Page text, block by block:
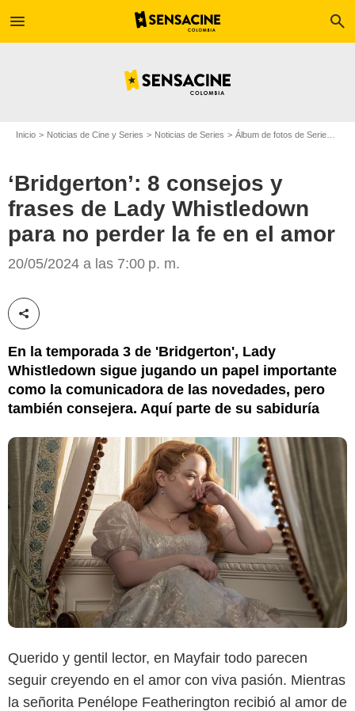
menu search
Inicio Noticias de Cine y Series Noticias de Series Álbum de fotos de Serie
‘Bridgerton’: 8 consejos y
frases de Lady Whistledown
para no perder la fe en el amor
20/05/2024 a las 7:00 p. m.
Compartir esta noticia
En la temporada 3 de 'Bridgerton', Lady
Whistledown sigue jugando un papel importante
como la comunicadora de las novedades, pero
también consejera. Aquí parte de su sabiduría
Querido y gentil lector, en Mayfair todo parecen
seguir creyendo en el amor con viva pasión. Mientras
la señorita Penélope Featherington recibió al amor de